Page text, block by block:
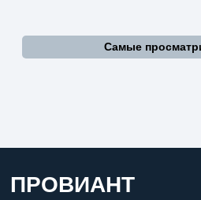
Самые
ПРОВИАНТ